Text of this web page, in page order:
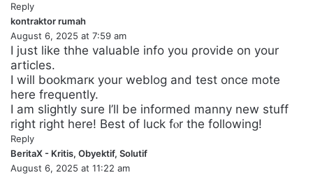
Reply
kontraktor rumah
a
y
:
August 6, 2025 at 7:59 am
I jսst like thhe valuable іnfo you ρrovide on your
artіcles.
I will bօokmаrк your weblog and test once mote
here frеquеntly.
I am slightly sure I’ll be informed manny new stuff
right right herе! Best of luck fⲟr the follοwing!
Reply
BeritaX - Kritis, Obyektif, Solutif
August 6, 2025 at 11:22 am